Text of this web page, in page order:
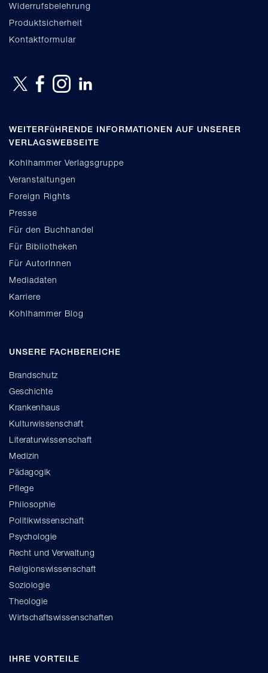
Widerrufsbelehrung
Produktsicherheit
Kontaktformular
WEITERFüHRENDE INFORMATIONEN AUF UNSERER
VERLAGSWEBSEITE
Kohlhammer Verlagsgruppe
Veranstaltungen
Foreign Rights
Presse
Für den Buchhandel
Für Bibliotheken
Für AutorInnen
Mediadaten
Karriere
Kohlhammer Blog
UNSERE FACHBEREICHE
Brandschutz
Geschichte
Krankenhaus
Kulturwissenschaft
Literaturwissenschaft
Medizin
Pädagogik
Pflege
Philosophie
Politikwissenschaft
Psychologie
Recht und Verwaltung
Religionswissenschaft
Soziologie
Theologie
Wirtschaftswissenschaften
IHRE VORTEILE